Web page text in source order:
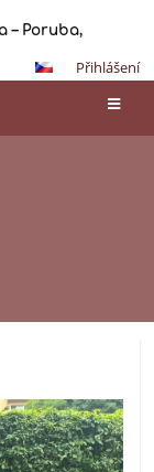
– Poruba,
Přihlášení